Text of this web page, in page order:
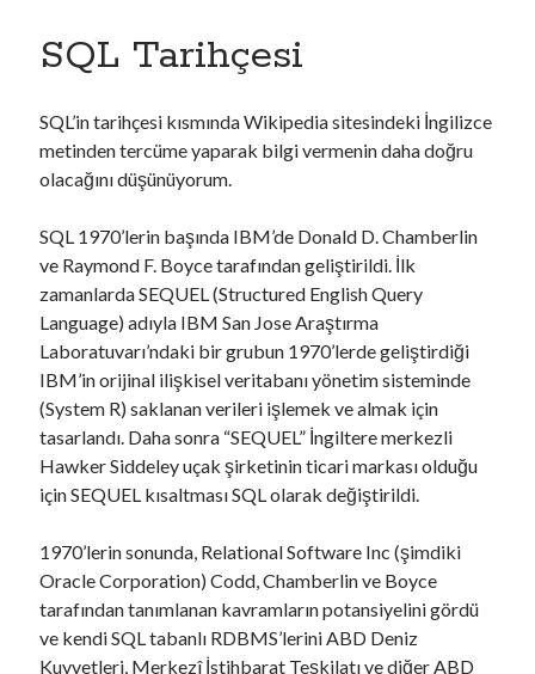
PHP 8.3 + gRPC + Protobuf İçeren Docker Image Nasıl Hazırlanır?
PHP 8.3 Docker Image İçine Apache SkyWalking Nasıl Eklenir?
Nuxt 3’e Bootstrap Son Sürümü Nasıl Entegre Edilir?
Son Yazılar
PHP 8.3 ile XDebug, gRPC, Protobuf, PostgreSQL, Redis, Kafka,
MongoDB, Swoole Barındıran Docker Image Nasıl Hazırlanır?
PHP 8.3 + gRPC + Protobuf İçeren Docker Image Nasıl Hazırlanır?
PHP 8.3 Docker Image İçine Apache SkyWalking Nasıl Eklenir?
Nuxt 3’e Bootstrap Son Sürümü Nasıl Entegre Edilir?
Son yorumlar
SQL Tarihçesi
SQL’in tarihçesi kısmında Wikipedia sitesindeki İngilizce
metinden tercüme yaparak bilgi vermenin daha doğru
olacağını düşünüyorum.
SQL 1970’lerin başında IBM’de Donald D. Chamberlin
ve Raymond F. Boyce tarafından geliştirildi. İlk
zamanlarda SEQUEL (Structured English Query
Language) adıyla IBM San Jose Araştırma
Laboratuvarı’ndaki bir grubun 1970’lerde geliştirdiği
IBM’in orijinal ilişkisel veritabanı yönetim sisteminde
(System R) saklanan verileri işlemek ve almak için
tasarlandı. Daha sonra “SEQUEL” İngiltere merkezli
Hawker Siddeley uçak şirketinin ticari markası olduğu
için SEQUEL kısaltması SQL olarak değiştirildi.
1970’lerin sonunda, Relational Software Inc (şimdiki
Oracle Corporation) Codd, Chamberlin ve Boyce
tarafından tanımlanan kavramların potansiyelini gördü
ve kendi SQL tabanlı RDBMS’lerini ABD Deniz
Kuvvetleri, Merkezî İstihbarat Teşkilatı ve diğer ABD